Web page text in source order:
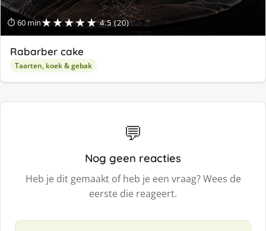
⏱ 60 min★★★★★ 4.5 (20)
Rabarber cake
Taarten, koek & gebak
💬
Nog geen reacties
Heb je dit gemaakt of heb je een vraag? Wees de
eerste die reageert.